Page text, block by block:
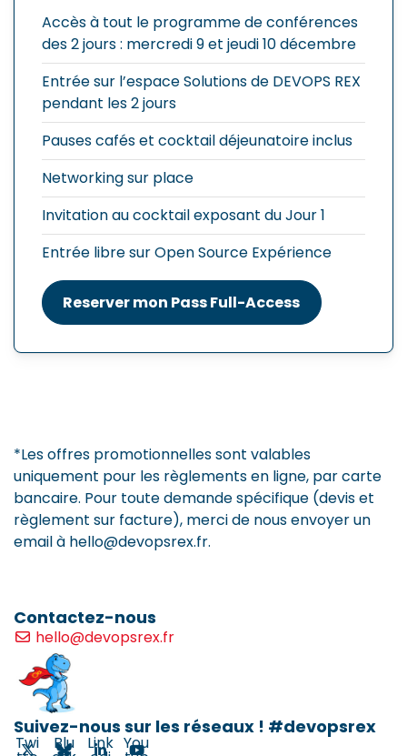
Accès à tout le programme de conférences
des 2 jours : mercredi 9 et jeudi 10 décembre
Entrée sur l’espace Solutions de DEVOPS REX
pendant les 2 jours
Pauses cafés et cocktail déjeunatoire inclus
Networking sur place
Invitation au cocktail exposant du Jour 1
Entrée libre sur Open Source Expérience
Reserver mon Pass Full-Access
*Les offres promotionnelles sont valables
uniquement pour les règlements en ligne, par carte
bancaire. Pour toute demande spécifique (devis et
règlement sur facture), merci de nous envoyer un
email à hello@devopsrex.fr.
Contactez-nous
hello@devopsrex.fr
Suivez-nous sur les réseaux ! #devopsrex
Twi Blu Link You